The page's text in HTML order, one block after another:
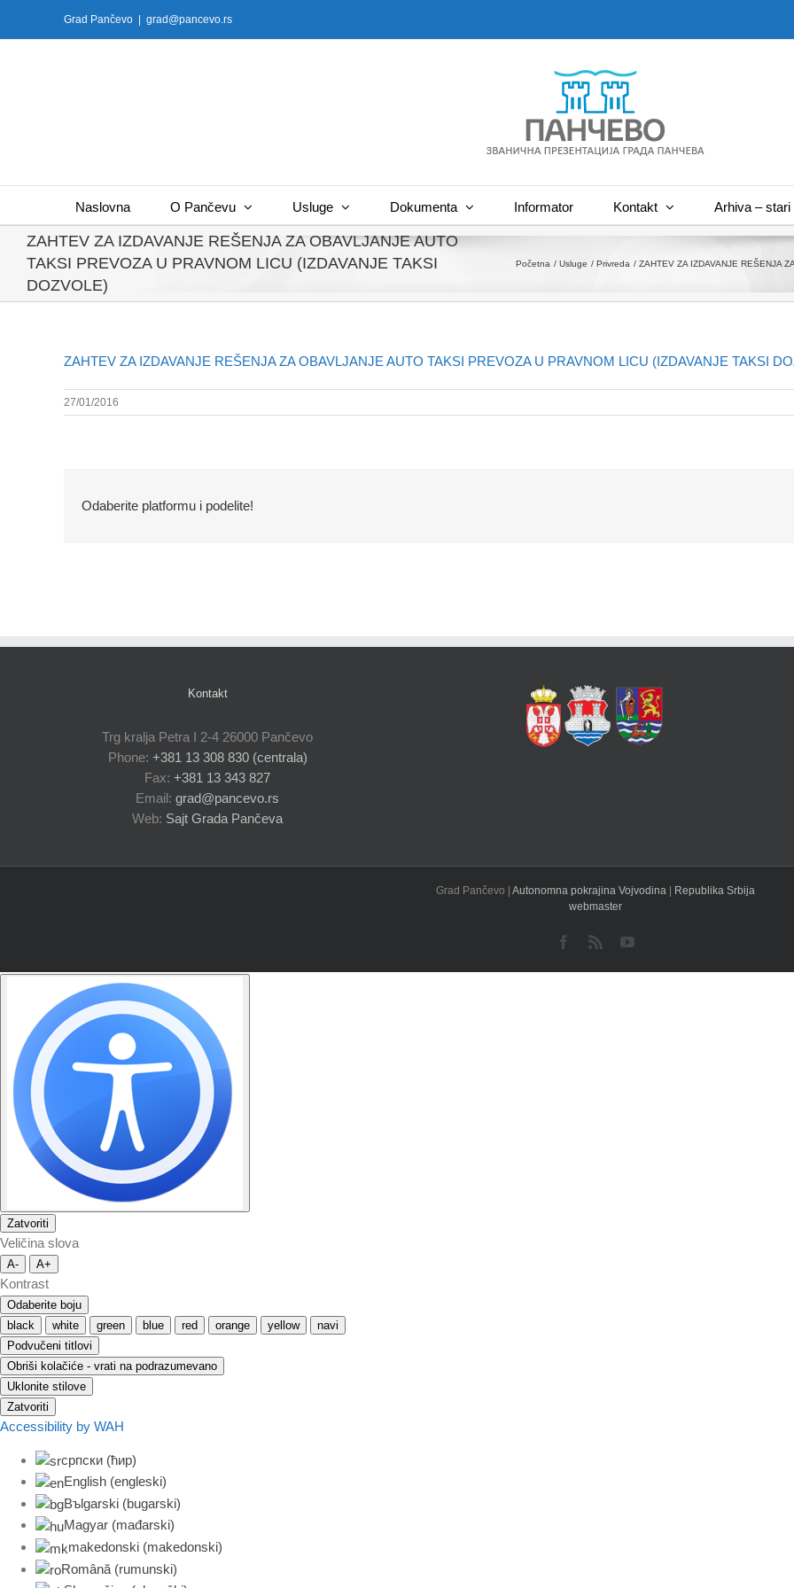
Grad Pančevo grad@pancevo.rs
Naslovna O Pančevu Usluge Dokumenta Informator Kontakt Arhiva – stari
ZAHTEV ZA IZDAVANJE REŠENJA ZA OBAVLJANJE AUTO
TAKSI PREVOZA U PRAVNOM LICU (IZDAVANJE TAKSI
DOZVOLE)
Početna Usluge Privreda ZAHTEV ZA IZDAVANJE REŠENJA
ZAHTEV ZA IZDAVANJE REŠENJA ZA OBAVLJANJE AUTO TAKSI PREVOZA U PRAVNOM LICU (IZDAVANJE TAKSI
27/01/2016
Odaberite platformu i podelite!
Kontakt
Trg kralja Petra I 2-4 26000 Pančevo
Phone: +381 13 308 830 (centrala)
Fax: +381 13 343 827
Email: grad@pancevo.rs
Web: Sajt Grada Pančeva
Grad Pančevo | Autonomna pokrajina Vojvodina | Republika Srbija
webmaster
Facebook
Rss YouTube
Zatvoriti
Veličina slova
A- A+
Kontrast
Odaberite boju
black
white green blue red orange yellow
navi
Podvučeni titlovi
Obriši kolačiće - vrati na podrazumevano
Uklonite stilove
Zatvoriti
Accessibility by WAH
српски (ћир)
English (engleski)
Bъlgarski (bugarski)
Magyar (mađarski)
makedonski (makedonski)
Română (rumunski)